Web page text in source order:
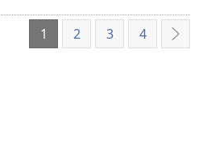
v
ve
1 2 3 4